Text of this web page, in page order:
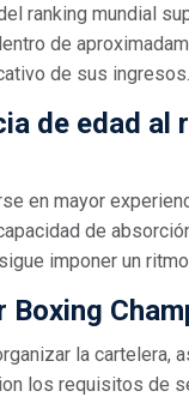
ranking mundial
de
de sus ingresos.
de edad al
en mayor
de
imponer un
Boxing
la cartelera,
los requisitos de